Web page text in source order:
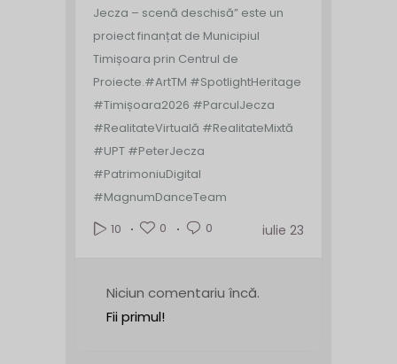
Jecza – scenă deschisă” este un
proiect finanțat de Municipiul
Timișoara prin Centrul de
Proiecte.#ArtTM #SpotlightHeritage
#Timișoara2026 #ParculJecza
#RealitateVirtuală #RealitateMixtă
#UPT #PeterJecza
#PatrimoniuDigital
#MagnumDanceTeam
10
0 0 iulie 23
Niciun comentariu încă.
Fii primul!